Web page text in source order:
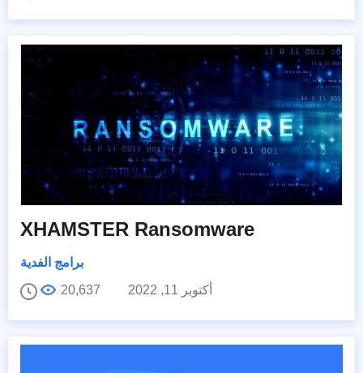
XHAMSTER Ransomware
برامج الفدية
أكتوبر 11, 2022
20,637